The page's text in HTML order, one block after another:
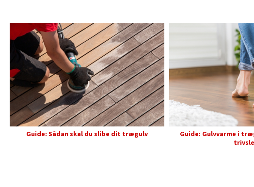
Guide: Sådan skal du slibe dit trægulv
Guide: Gulvvarme i